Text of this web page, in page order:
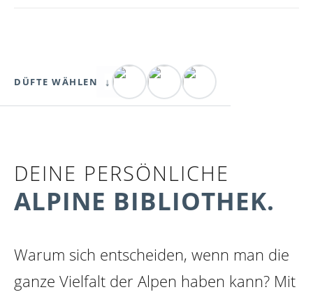
DÜFTE WÄHLEN ↓
DEINE PERSÖNLICHE
ALPINE BIBLIOTHEK.
Warum sich entscheiden, wenn man die
ganze Vielfalt der Alpen haben kann? Mit